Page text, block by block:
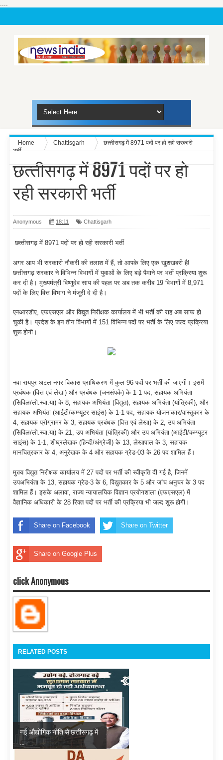
....
Home Chattisgarh
छत्‍तीसगढ़ में 8971 पदों पर हो रही सरकारी
भर्ती
छत्‍तीसगढ़ में 8971 पदों पर हो
रही सरकारी भर्ती
Anonymous 18:11 Chattisgarh
छत्‍तीसगढ़ में 8971 पदों पर हो रही सरकारी भर्ती
अगर आप भी सरकारी नौकरी की तलाश में हैं, तो आपके लिए एक खुशखबरी है!
छत्तीसगढ़ सरकार ने विभिन्न विभागों में युवाओं के लिए बड़े पैमाने पर भर्ती प्रक्रिया शुरू
कर दी है। मुख्यमंत्री विष्णुदेव साय की पहल पर अब तक करीब 19 विभागों में 8,971
पदों के लिए वित्त विभाग ने मंजूरी दे दी है।
एनआरडीए, एफएसएल और विद्युत निरीक्षक कार्यालय में भी भर्ती की राह अब साफ हो
चुकी है। प्रदेश के इन तीन विभागों में 151 विभिन्न पदों पर भर्ती के लिए जल्द प्रक्रिया
शुरू होगी।
नवा रायपुर अटल नगर विकास प्राधिकरण में कुल 96 पदों पर भर्ती की जाएगी। इसमें
प्रबंधक (वित्त एवं लेखा) और प्रबंधक (जनसंपर्क) के 1-1 पद, सहायक अभियंता
(सिविल/लो.स्वा.या) के 8, सहायक अभियंता (विद्युत), सहायक अभियंता (यांत्रिकी), और
सहायक अभियंता (आईटी/कम्प्यूटर साइंस) के 1-1 पद, सहायक योजनाकार/वास्तुकार के
4, सहायक प्रोग्रामर के 3, सहायक प्रबंधक (वित्त एवं लेखा) के 2, उप अभियंता
(सिविल/लो.स्वा.या) के 21, उप अभियंता (यांत्रिकी) और उप अभियंता (आईटी/कम्प्यूटर
साइंस) के 1-1, शीघ्रलेखक (हिन्दी/अंग्रेजी) के 13, लेखापाल के 3, सहायक
मानचित्रकार के 4, अनुरेखक के 4 और सहायक ग्रेड-03 के 26 पद शामिल हैं।
मुख्य विद्युत निरीक्षक कार्यालय में 27 पदों पर भर्ती की स्वीकृति दी गई है, जिनमें
उपअभियंता के 13, सहायक ग्रेड-3 के 6, विद्युतकार के 5 और जांच अनुचर के 3 पद
शामिल हैं। इसके अलावा, राज्य न्यायालयिक विज्ञान प्रयोगशाला (एफएसएल) में
वैज्ञानिक अधिकारी के 28 रिक्त पदों पर भर्ती की प्रक्रिया भी जल्द शुरू होगी।
Share on Facebook Share on Twitter
Share on Google Plus
click Anonymous
RELATED POSTS
नई औद्योगिक नीति से छत्तीसगढ़ में
...